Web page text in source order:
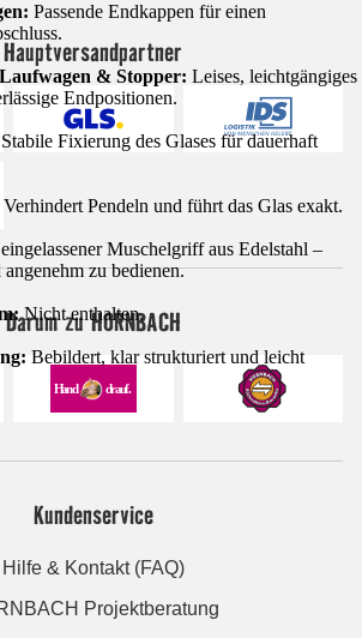
Passende Endkappen für einen
& Stopper: Leises, leichtgängiges
Endpositionen.
Stabile Fixierung des Glases für dauerhaft
Verhindert Pendeln und führt das Glas exakt.
Muschelgriff aus Edelstahl –
zu bedienen.
Nicht enthalten.
Bebildert, klar strukturiert und leicht
Hauptversandpartner
Darum zu HORNBACH
Kundenservice
Hilfe & Kontakt (FAQ)
Projektberatung